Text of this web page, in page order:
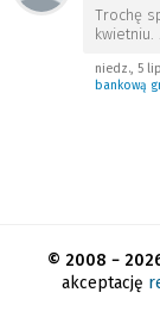
Trochę
kwietniu.
niedz., 5
bankową
© 2008 −
akceptację